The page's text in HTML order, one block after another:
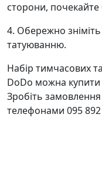
сторони, почекайте
4. Обережно зніміть
татуюванню.
Набір тимчасових
DoDo можна купити
Зробіть замовлення
телефонами 095 892